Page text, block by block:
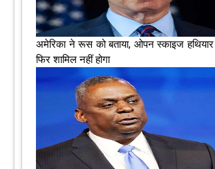
अमेरिका ने रूस को बताया, ओपन स्काइज
फिर शामिल नहीं होगा